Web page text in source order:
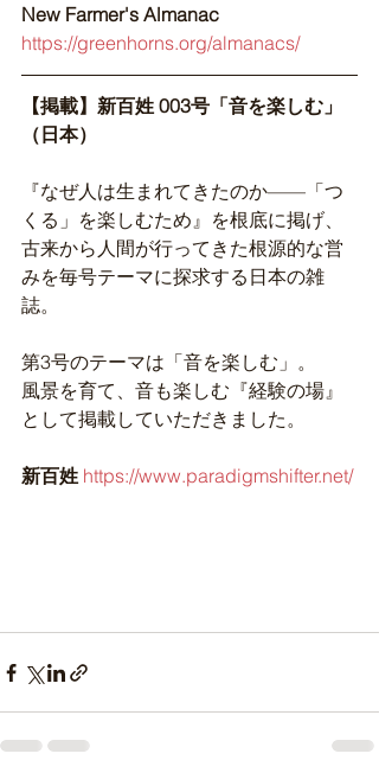
New Farmer's Almanac
https://greenhorns.org/almanacs/
【掲載】新百姓 003号「音を楽しむ」
（日本）
『なぜ人は生まれてきたのか——「つ
くる」を楽しむため』を根底に掲げ、
古来から人間が行ってきた根源的な営
みを毎号テーマに探求する日本の雑
誌。
第3号のテーマは「音を楽しむ」。
風景を育て、音も楽しむ『経験の場』
として掲載していただきました。
新百姓 https://www.paradigmshifter.net/